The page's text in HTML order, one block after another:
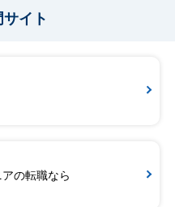
イト
の転職なら